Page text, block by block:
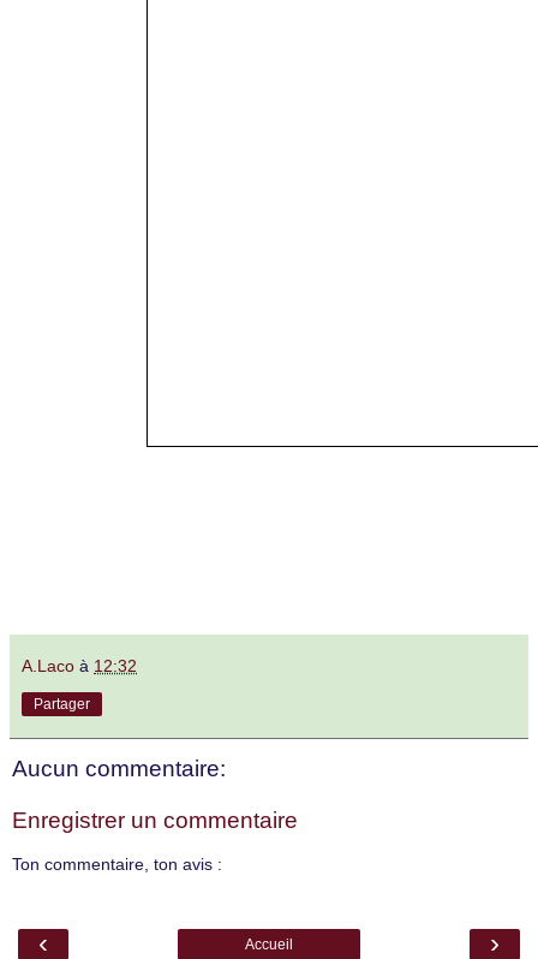
A.Laco à 12:32
Partager
Aucun commentaire:
Enregistrer un commentaire
Ton commentaire, ton avis :
‹ ›
Accueil